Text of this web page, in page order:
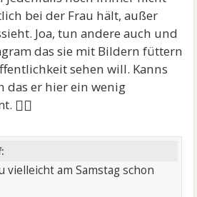
bei der Frau hält, außer
Joa, tun andere auch und
das sie mit Bildern füttern
sehen will. Kanns
das er hier ein wenig
🤷‍♂
vielleicht am Samstag schon